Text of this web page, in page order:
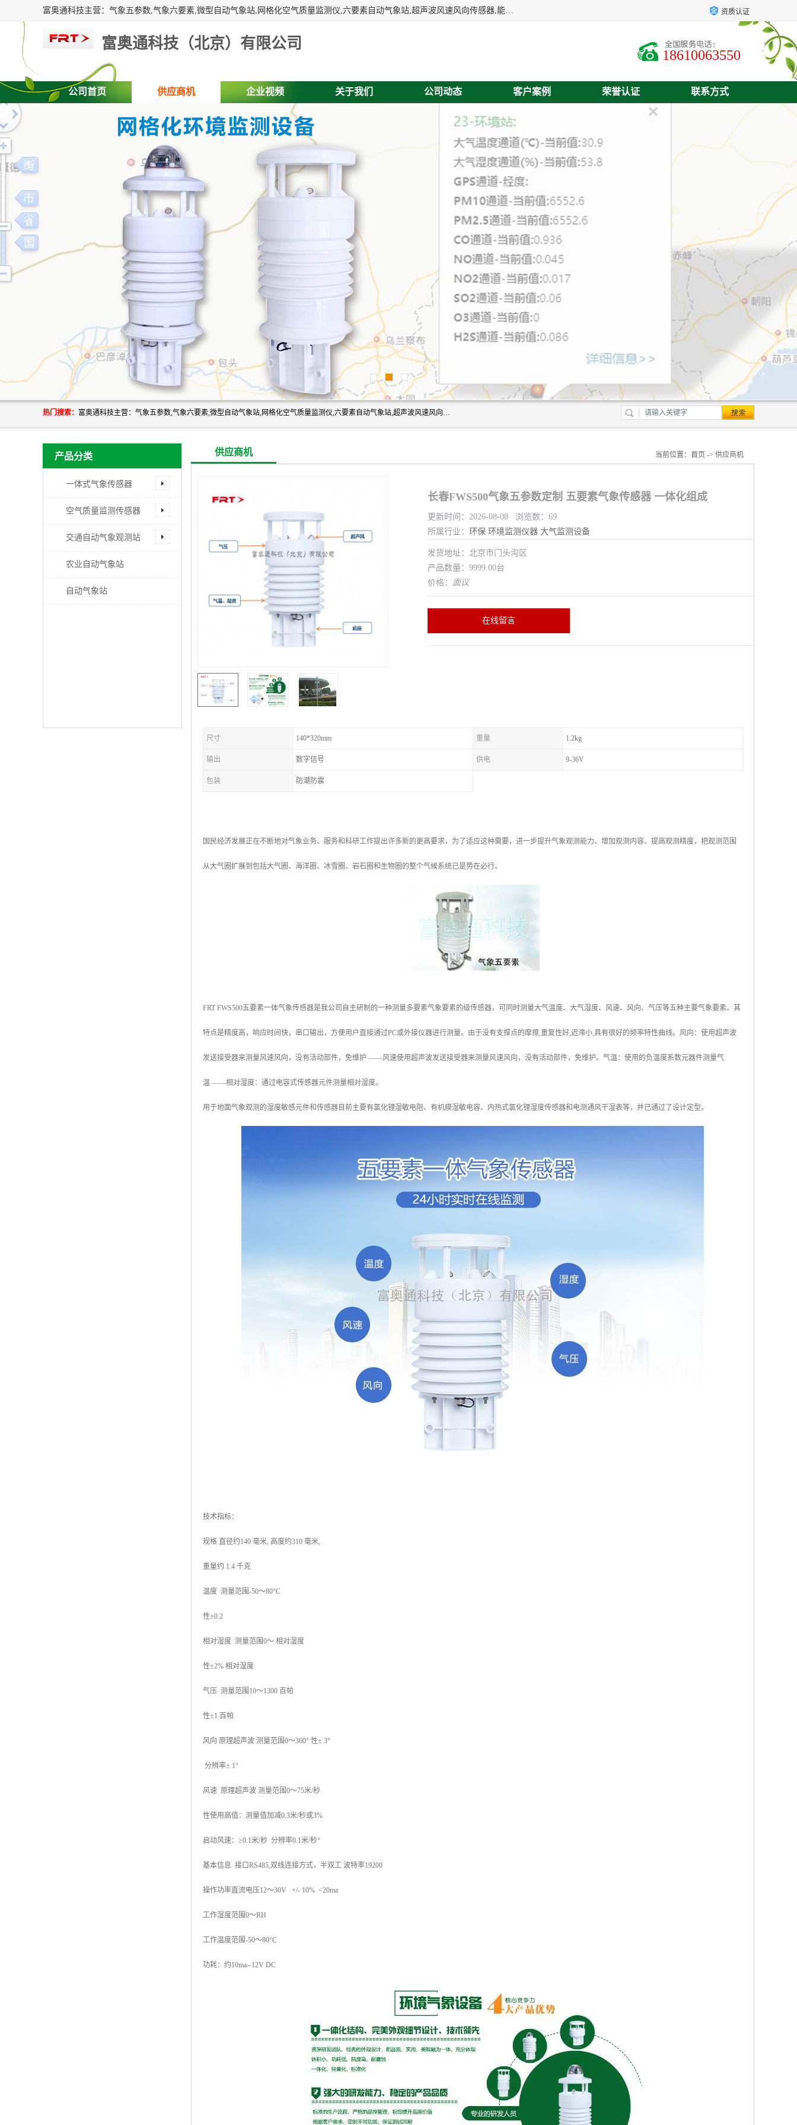
富奥通科技主营：气象五参数,气象六要素,微型自动气象站,网格化空气质量监测仪,六要素自动气象站,超声波风速风向传感器,能见度仪,大气微型站,交通自动气象站,高速路面结冰监测,路面状况传感器等。 资质认证
富奥通科技（北京）有限公司
18610063550
公司首页 供应商机 企业视频 关于我们 公司动态 客户案例 荣誉认证 联系方式
热门搜索： 富奥通科技主营：气象五参数,气象六要素,微型自动气象站,网格化空气质量监测仪,六要素自动气象站,超声波风速风向传感器,能见度仪,大气微型站,交通自动气象站,高速路面结冰监测,路面状况传感器等。
产品分类
一体式气象传感器
空气质量监测传感器
交通自动气象观测站
农业自动气象站
自动气象站
供应商机 当前位置： 首页 -> 供应商机
长春FWS500气象五参数定制 五要素气象传感器 一体化组成
更新时间：2026-08-08 浏览数：69
所属行业： 环保 环境监测仪器 大气监测设备
发货地址：北京市门头沟区
产品数量：9999.00台
价格： 面议
在线留言
尺寸 140*320mm 重量 1.2kg
输出 数字信号 供电 9-36V
包装 防潮防震
国民经济发展正在不断地对气象业务、服务和科研工作提出许多新的更高要求，为了适应这种需要，进一步提升气象观测能力、增加观测内容、提高观测精度，把观测范围
从大气圈扩展到包括大气圈、海洋圈、冰雪圈、岩石圈和生物圈的整个气候系统已是势在必行。
FRT FWS500五要素一体气象传感器是我公司自主研制的一种测量多要素气象要素的级传感器，可同时测量大气温度、大气湿度、风速、风向、气压等五种主要气象要素。其
特点是精度高，响应时间快，串口输出，方便用户直接通过PC或外接仪器进行测量。由于没有支撑点的摩擦,重复性好,迟滞小,具有很好的频率特性曲线。风向：使用超声波
发送接受器来测量风速风向，没有活动部件，免维护 ——风速使用超声波发送接受器来测量风速风向，没有活动部件，免维护。气温：使用的负温度系数元器件测量气
温 ——相对湿度：通过电容式传感器元件测量相对湿度。
用于地面气象观测的湿度敏感元件和传感器目前主要有氯化锂湿敏电阻、有机膜湿敏电容、内热式氯化锂湿度传感器和电测通风干湿表等，并已通过了设计定型。
技术指标：
规格 直径约140 毫米, 高度约310 毫米,
重量约 1.4 千克
温度 测量范围-50～80°C
性±0.2
相对湿度 测量范围0～ 相对湿度
性±2% 相对湿度
气压 测量范围10～1300 百帕
性±1 百帕
风向 原理超声波 测量范围0～360° 性± 3°
分辨率± 1°
风速 原理超声波 测量范围0～75米/秒
性使用高值：测量值加减0.3米/秒或3%
启动风速：≥0.1米/秒 分辨率0.1米/秒°
基本信息 接口RS485,双线连接方式，半双工 波特率19200
操作功率直流电压12～30V +/- 10% <20ma
工作湿度范围0～RH
工作温度范围-50～80°C
功耗：约10ma--12V DC